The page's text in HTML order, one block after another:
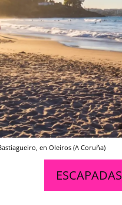
en Oleiros (A Coruña)
ESCAPADAS